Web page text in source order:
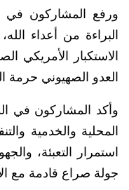
ورفع المشاركون في
البراءة من أعداء
الاستكبار الأمريكي
العدو الصهيوني
وأكد المشاركون في
المحلية والخدمية
استمرار التعبئة،
جولة صراع قادمة مع